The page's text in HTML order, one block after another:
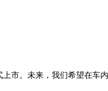
市。未来，我们希望在车